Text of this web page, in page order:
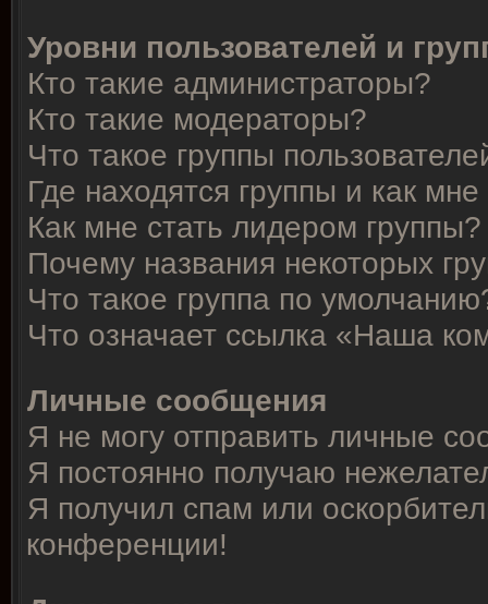
Уровни пользователей и
Кто такие администраторы?
Кто такие модераторы?
Что такое группы
Где находятся группы и как
Как мне стать лидером группы?
Почему названия некоторых
Что такое группа по
Что означает ссылка «Наша
Личные сообщения
Я не могу отправить личные
Я постоянно получаю
Я получил спам или
конференции!